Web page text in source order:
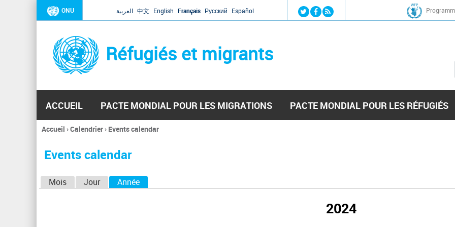
Jump to navigation
ONU العربية 中文 English Français Русский Español
Réfugiés et migrants
ACCUEIL PACTE MONDIAL POUR LES MIGRATIONS PACTE MONDIAL POUR LES RÉFUGIÉS
Vous
ici
Accueil ›Calendrier› Events calendar
Events calendar
Mois Jour Année
2024